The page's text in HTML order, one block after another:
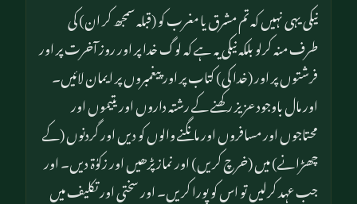
نیکی یہی نہیں کہ تم مشرق یا مغرب کو (قبلہ سمجھ کر ان) کی
طرف منہ کرلو بلکہ نیکی یہ ہے کہ لوگ خدا پر اور روز آخرت پر اور
فرشتوں پر اور (خدا کی) کتاب پر اور پیغمبروں پر ایمان لائیں۔
اور مال باوجود عزیز رکھنے کے رشتہ داروں اور یتیموں اور
محتاجوں اور مسافروں اور مانگنے والوں کو دیں اور گردنوں (کے
چھڑانے) میں (خرچ کریں) اور نماز پڑھیں اور زکوٰة دیں۔ اور
جب عہد کرلیں تو اس کو پورا کریں۔ اور سختی اور تکلیف میں